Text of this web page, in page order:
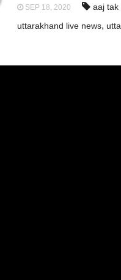
SEP 18, 2020 aaj tak
uttarakhand live news,